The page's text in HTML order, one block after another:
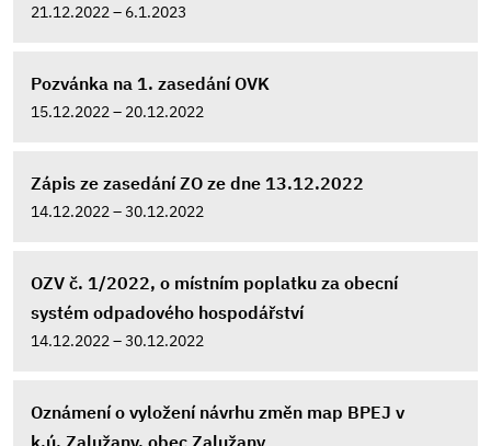
21.12.2022 – 6.1.2023
Pozvánka na 1. zasedání OVK
15.12.2022 – 20.12.2022
Zápis ze zasedání ZO ze dne 13.12.2022
14.12.2022 – 30.12.2022
OZV č. 1/2022, o místním poplatku za obecní
systém odpadového hospodářství
14.12.2022 – 30.12.2022
Oznámení o vyložení návrhu změn map BPEJ v
k.ú. Zalužany, obec Zalužany